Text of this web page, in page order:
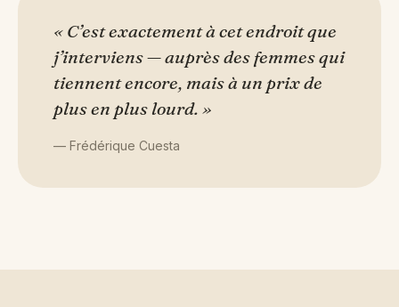
« C’est exactement à cet endroit que
j’interviens — auprès des femmes qui
tiennent encore, mais à un prix de
plus en plus lourd. »
— Frédérique Cuesta